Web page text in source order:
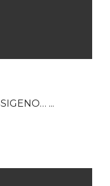
...